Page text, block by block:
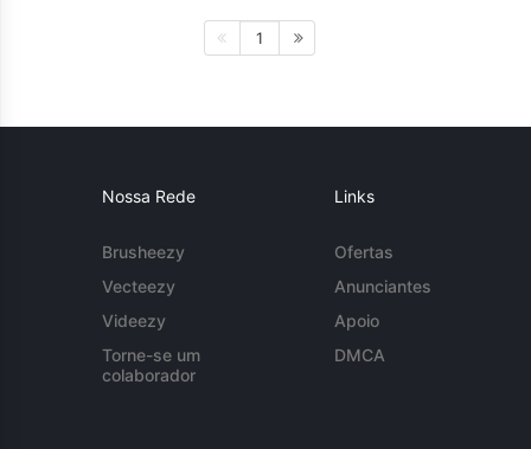
1
Nossa Rede
Brusheezy
Vecteezy
Videezy
Torne-se um
colaborador
Links
Ofertas
Anunciantes
Apoio
DMCA